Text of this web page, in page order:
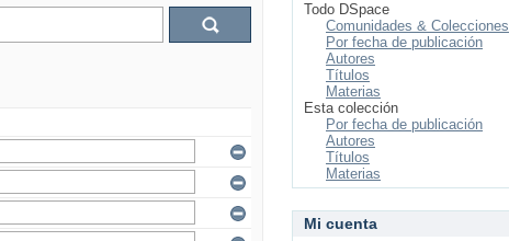
Todo DSpace
Comunidades & Colecciones
Por fecha de publicación
Autores
Títulos
Materias
Esta colección
Por fecha de publicación
Autores
Títulos
Materias
Mi cuenta